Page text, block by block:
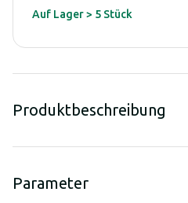
Auf Lager > 5 Stück
Produktbeschreibung
Parameter